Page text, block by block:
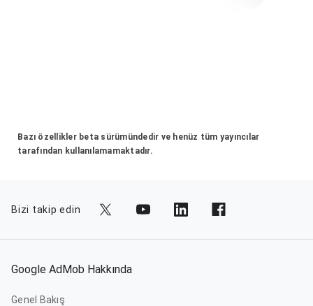
Bazı özellikler beta sürümündedir ve henüz tüm yayıncılar
tarafından kullanılamamaktadır.
Bizi takip edin
Google AdMob Hakkında
Genel Bakış